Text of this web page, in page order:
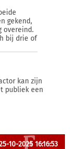
gekend,
overeind.
bij drie of
kan zijn
publiek een
10-2025 16:16:53